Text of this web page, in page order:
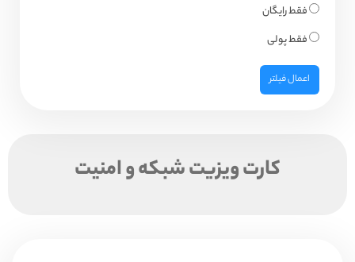
فقط رایگان
فقط پولی
اعمال فیلتر
کارت ویزیت شبکه و امنیت